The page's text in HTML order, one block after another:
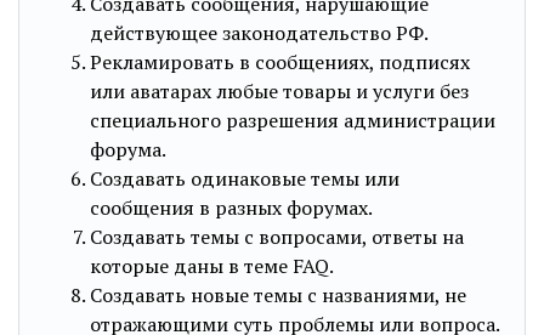
действyющее законодательство РФ.
Рекламировать в сообщениях, подписях
или аватарах любые товары и услуги без
специального разрешения администрации
форума.
Создавать одинаковые темы или
сообщения в разных форумах.
Создавать темы с вопросами, ответы на
которые даны в теме FAQ.
Создавать новые темы с названиями, не
отражающими суть проблемы или вопроса.